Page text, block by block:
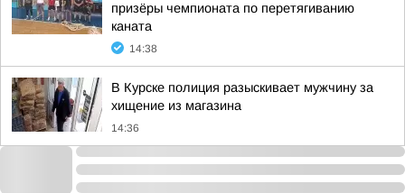
призёры чемпионата по перетягиванию
каната
14:38
В Курске полиция разыскивает мужчину за
хищение из магазина
14:36